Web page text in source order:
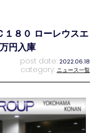
１８０ ローレウスエ
円入庫
post date: 2022.06.18
category: ニュース一覧